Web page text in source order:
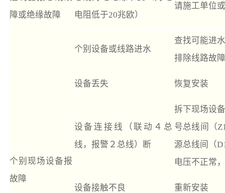
障或绝缘故障
电阻低于20兆欧）
请施工单位
个别设备或线路进水
查找可能进
排除线路故障
个别现场设备报
故障
设备丢失 恢复安装
设备连接线（联动４总
线，报警２总线）断
拆下现场设
号总线间（
源总线间（
电压不正常
设备接触不良 重新安装